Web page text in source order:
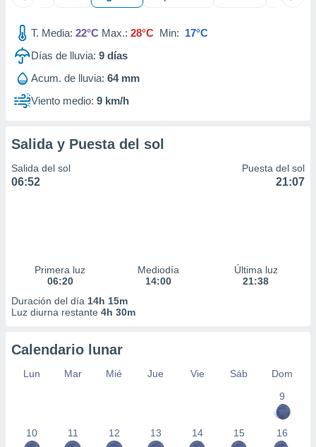
T. Media: 22°C Max.: 28°C Min: 17°C
Días de lluvia: 9 días
Acum. de lluvia: 64 mm
Viento medio: 9 km/h
Salida y Puesta del sol
Salida del sol
06:52
Puesta del sol
21:07
Primera luz
06:20
Mediodía
14:00
Última luz
21:38
Duración del día 14h 15m
Luz diurna restante 4h 30m
Calendario lunar
Lun Mar Mié Jue Vie Sáb
Dom
9
10 11 12 13 14 15 16